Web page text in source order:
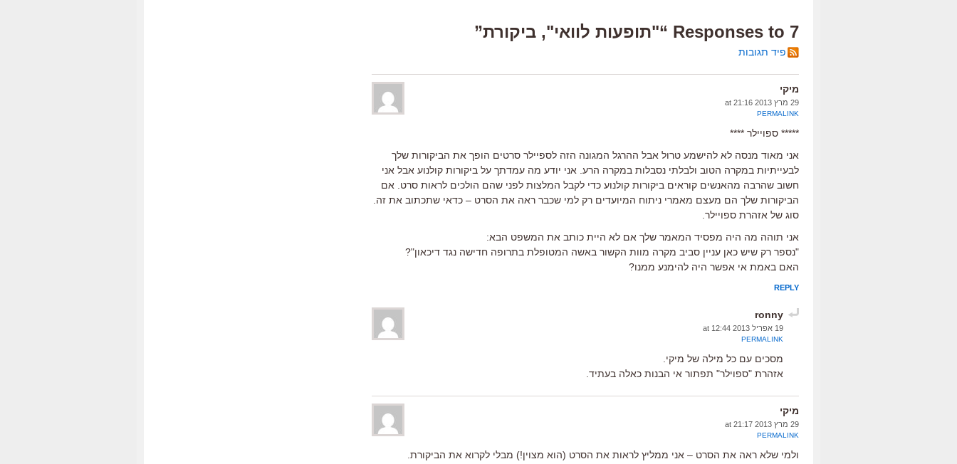
7 Responses to “"תופעות לוואי", ביקורת”
פיד תגובות
מיקי
29 מרץ 2013 at 21:16
PERMALINK
***** ספויילר ****
אני מאוד מנסה לא להישמע טרול אבל ההרגל המגונה הזה לספיילר סרטים הופך את הביקורות שלך
לבעייתיות במקרה הטוב ולבלתי נסבלות במקרה הרע. אני יודע מה עמדתך על ביקורות קולנוע אבל אני
חשוב שהרבה מהאנשים קוראים ביקורות קולנוע כדי לקבל המלצות לפני שהם הולכים לראות סרט. אם
הביקורות שלך הם מעצם מאמרי ניתוח המיועדים רק למי שכבר ראה את הסרט – כדאי שתכתוב את זה.
סוג של אזהרת ספויילר.
אני תוהה מה היה מפסיד המאמר שלך אם לא היית כותב את המשפט הבא:
"נספר רק שיש כאן עניין סביב מקרה מוות הקשור באשה המטופלת בתרופה חדישה נגד דיכאון"?
האם באמת אי אפשר היה להימנע ממנו?
REPLY
ronny
19 אפריל 2013 at 12:44
PERMALINK
מסכים עם כל מילה של מיקי.
אזהרת "ספוילר" תפתור אי הבנות כאלה בעתיד.
מיקי
29 מרץ 2013 at 21:17
PERMALINK
ולמי שלא ראה את הסרט – אני ממליץ לראות את הסרט (הוא מצוין!) מבלי לקרוא את הביקורת.